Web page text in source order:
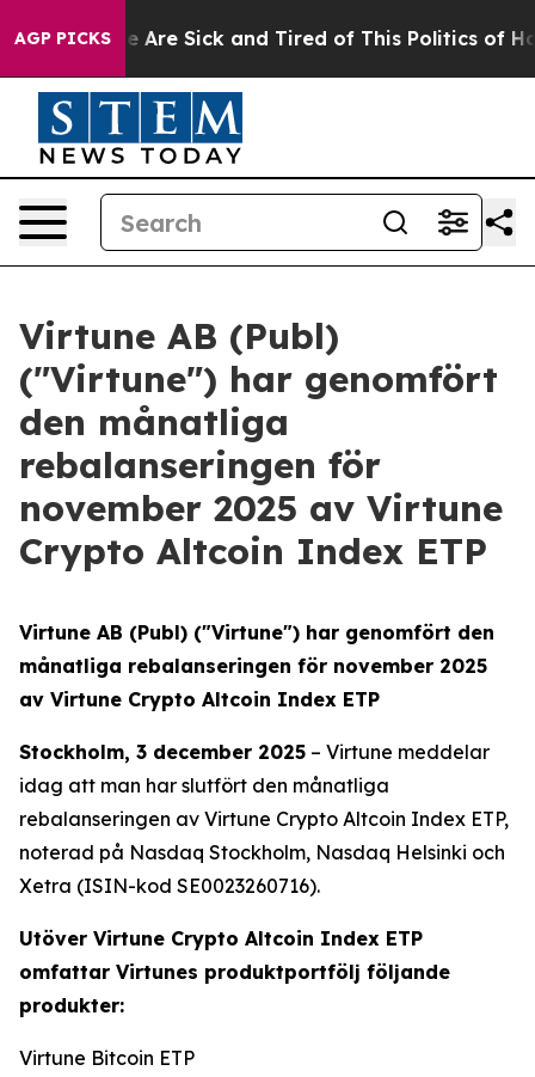
AGP PICKS
“People Are Sick and Tired of This Politics of
Virtune AB (Publ)
("Virtune") har genomfört
den månatliga
rebalanseringen för
november 2025 av Virtune
Crypto Altcoin Index ETP
Virtune AB (Publ) ("Virtune") har genomfört den
månatliga rebalanseringen för november 2025
av Virtune Crypto Altcoin Index ETP
Stockholm, 3 december 2025 – Virtune meddelar
idag att man har slutfört den månatliga
rebalanseringen av Virtune Crypto Altcoin Index ETP,
noterad på Nasdaq Stockholm, Nasdaq Helsinki och
Xetra (ISIN-kod SE0023260716).
Utöver Virtune Crypto Altcoin Index ETP
omfattar Virtunes produktportfölj följande
produkter:
Virtune Bitcoin ETP